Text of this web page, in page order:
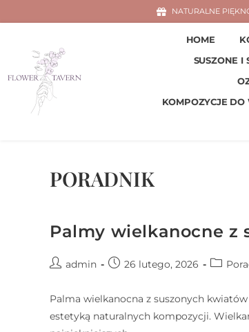
NATURALNE
HOME
SUSZONE I
KOMPOZYCJE DO
PORADNIK
Palmy wielkanocne z
admin 26 lutego, 2026
Palma wielkanocna z suszonych
estetyką naturalnych kompozycji.